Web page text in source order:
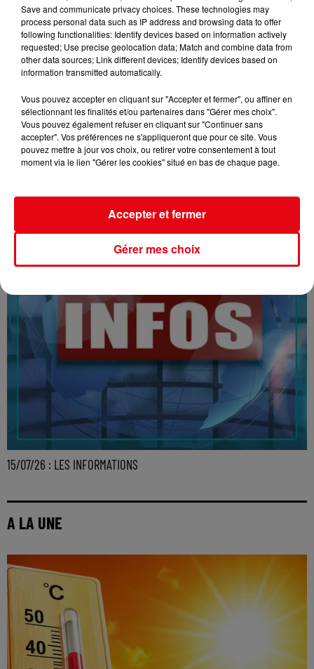
16/07/26 : LES INFORMATIONS
15/07/26 : LES INFORMATIONS
A LA UNE
Save and communicate privacy choices. These technologies may
process personal data such as IP address and browsing data to offer
following functionalities: Identify devices based on information actively
requested; Use precise geolocation data; Match and combine data from
other data sources; Link different devices; Identify devices based on
information transmitted automatically.
Vous pouvez accepter en cliquant sur "Accepter et fermer", ou affiner en
sélectionnant les finalités et/ou partenaires dans "Gérer mes choix".
Vous pouvez également refuser en cliquant sur "Continuer sans
accepter". Vos préférences ne s'appliqueront que pour ce site. Vous
pouvez mettre à jour vos choix, ou retirer votre consentement à tout
moment via le lien "Gérer les cookies" situé en bas de chaque page.
Gérer mes choix
Accepter et fermer